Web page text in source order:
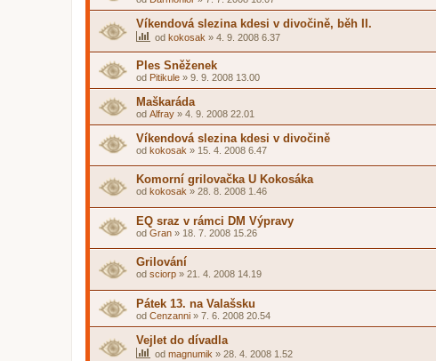
Víkendová slezina kdesi v divočině, běh II.
od kokosak » 4. 9. 2008 6.37
Ples Sněženek
od Pitikule » 9. 9. 2008 13.00
Maškaráda
od Alfray » 4. 9. 2008 22.01
Víkendová slezina kdesi v divočině
od kokosak » 15. 4. 2008 6.47
Komorní grilovačka U Kokosáka
od kokosak » 28. 8. 2008 1.46
EQ sraz v rámci DM Výpravy
od Gran » 18. 7. 2008 15.26
Grilování
od sciorp » 21. 4. 2008 14.19
Pátek 13. na Valašsku
od Cenzanni » 7. 6. 2008 20.54
Vejlet do dívadla
od magnumik » 28. 4. 2008 1.52